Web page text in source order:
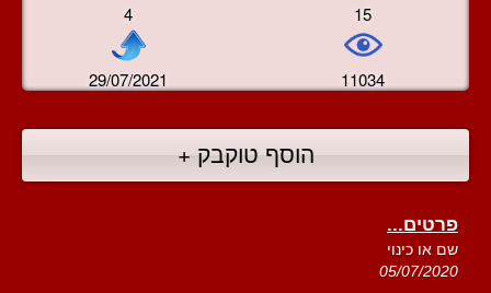
4 15
29/07/2021 11034
הוסף טוקבק +
פרטים...
שם או כינוי
05/07/2020